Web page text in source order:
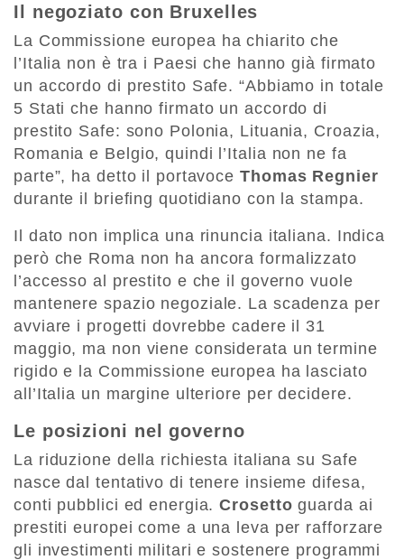
Il negoziato con Bruxelles
La Commissione europea ha chiarito che
l’Italia non è tra i Paesi che hanno già firmato
un accordo di prestito Safe. “Abbiamo in totale
5 Stati che hanno firmato un accordo di
prestito Safe: sono Polonia, Lituania, Croazia,
Romania e Belgio, quindi l’Italia non ne fa
parte”, ha detto il portavoce Thomas Regnier
durante il briefing quotidiano con la stampa.
Il dato non implica una rinuncia italiana. Indica
però che Roma non ha ancora formalizzato
l’accesso al prestito e che il governo vuole
mantenere spazio negoziale. La scadenza per
avviare i progetti dovrebbe cadere il 31
maggio, ma non viene considerata un termine
rigido e la Commissione europea ha lasciato
all’Italia un margine ulteriore per decidere.
Le posizioni nel governo
La riduzione della richiesta italiana su Safe
nasce dal tentativo di tenere insieme difesa,
conti pubblici ed energia.Crosetto guarda ai
prestiti europei come a una leva per rafforzare
gli investimenti militari e sostenere programmi